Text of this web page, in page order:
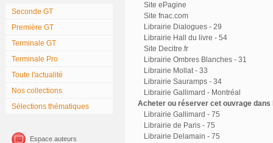
Seconde GT
Première GT
Terminale GT
Terminale Pro
Toute l'actualité
Nos collections
Sélections thématiques
Espace auteurs
Site ePagine
Site fnac.com
Librairie Dialogues - 29
Librairie Hall du livre - 54
Site Decitre.fr
Librairie Ombres Blanches - 31
Librairie Mollat - 33
Librairie Sauramps - 34
Librairie Gallimard - Montréal
Acheter ou réserver cet ouvrage
Librairie Gallimard - 75
Librairie de Paris - 75
Librairie Delamain - 75